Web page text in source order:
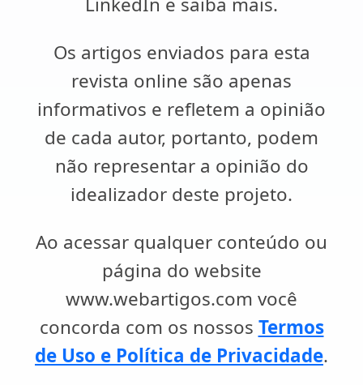
Os artigos enviados para esta
revista online são apenas
informativos e refletem a opinião
de cada autor, portanto, podem
não representar a opinião do
idealizador deste projeto.
Ao acessar qualquer conteúdo ou
página do website
www.webartigos.com você
concorda com os nossos Termos
de Uso e Política de Privacidade.